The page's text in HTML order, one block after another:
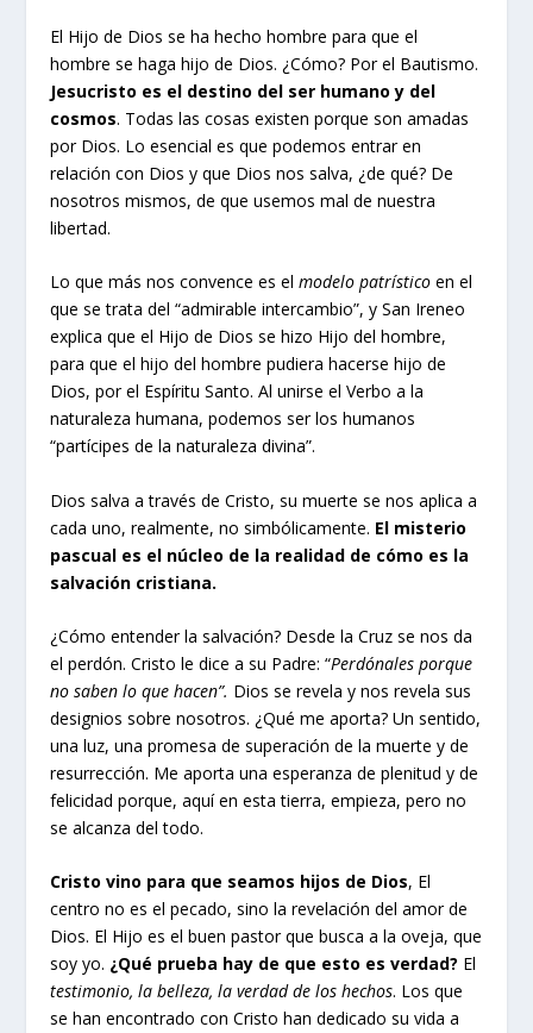
El Hijo de Dios se ha hecho hombre para que el
hombre se haga hijo de Dios. ¿Cómo? Por el Bautismo.
Jesucristo es el destino del ser humano y del
cosmos. Todas las cosas existen porque son amadas
por Dios. Lo esencial es que podemos entrar en
relación con Dios y que Dios nos salva, ¿de qué? De
nosotros mismos, de que usemos mal de nuestra
libertad.
Lo que más nos convence es elmodelo patrístico en el
que se trata del “admirable intercambio”, y San Ireneo
explica que el Hijo de Dios se hizo Hijo del hombre,
para que el hijo del hombre pudiera hacerse hijo de
Dios, por el Espíritu Santo. Al unirse el Verbo a la
naturaleza humana, podemos ser los humanos
“partícipes de la naturaleza divina”.
Dios salva a través de Cristo, su muerte se nos aplica a
cada uno, realmente, no simbólicamente. El misterio
pascual es el núcleo de la realidad de cómo es la
salvación cristiana.
¿Cómo entender la salvación? Desde la Cruz se nos da
el perdón. Cristo le dice a su Padre: “Perdónales porque
no saben lo que hacen”. Dios se revela y nos revela sus
designios sobre nosotros. ¿Qué me aporta? Un sentido,
una luz, una promesa de superación de la muerte y de
resurrección. Me aporta una esperanza de plenitud y de
felicidad porque, aquí en esta tierra, empieza, pero no
se alcanza del todo.
Cristo vino para que seamos hijos de Dios, El
centro no es el pecado, sino la revelación del amor de
Dios. El Hijo es el buen pastor que busca a la oveja, que
soy yo. ¿Qué prueba hay de que esto es verdad? El
testimonio, la belleza, la verdad de los hechos. Los que
se han encontrado con Cristo han dedicado su vida a